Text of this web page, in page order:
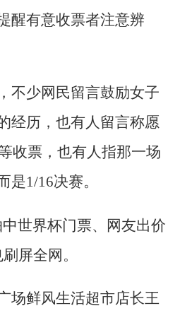
醒有意收票者注意辨
不少网民留言鼓励女子
经历，也有人留言称愿
收票，也有人指那一场
是1/16决赛。
世界杯门票、网友出价
屏全网。
场鲜风生活超市店长王